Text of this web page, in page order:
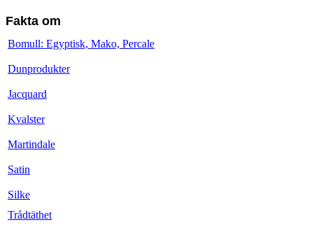
Fakta om
Bomull: Egyptisk, Mako, Percale
Dunprodukter
Jacquard
Kvalster
Martindale
Satin
Silke
Trådtäthet